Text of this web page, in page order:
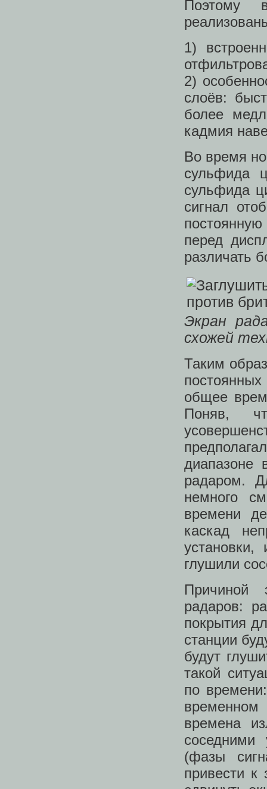
Поэтому
1)
2)
слоёв:
более
кадмия
Во время
сульфида
сульфида
сигнал
перед
различать
Экран
схожей
Таким
общее
Поняв,
диапазоне
радаром.
немного
времени
каскад
глушили
Причиной
радаров:
покрытия
станции
будут
такой
по
временном
времена
соседними
(фазы
привести к